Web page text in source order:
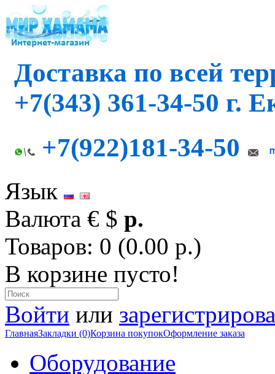
Доставка по всей
+7(343) 361-34-50 г.
+7(922)181-34-50
Язык
Валюта € $ р.
Товаров: 0 (0.00 р.)
В корзине пусто!
Войти или
ГлавнаяЗакладки (0)Корзина покупокОформление заказа
Оборудование